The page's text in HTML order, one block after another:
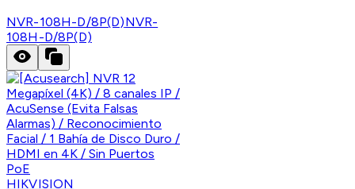
NVR-108H-D/8P(D)NVR-
108H-D/8P(D)
HIKVISION